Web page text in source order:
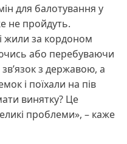
для балотування у
не пройдуть.
жили за кордоном
або перебуваючи
з державою, а
і поїхали на пів
винятку? Це
проблеми», – каже